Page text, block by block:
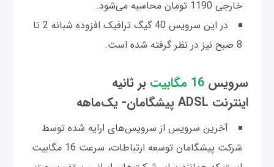
خارجی 1190 تومان محاسبه می‌شود.
در این سرویس 40 گیگ ترافیک افزوده شبانه 2 تا
8 صبح نیز در نظر گرفته شده است.
سرویس16 مگابیت
بر ثانیه
اینترنت ADSL پیشگامان- یک‌ماهه
آخرین سرویس از سرویس‌های ارایه شده توسط
شرکت پیشگامان توسعه ارتباطات، سرعت 16 مگابیت